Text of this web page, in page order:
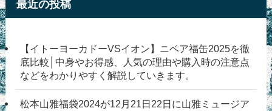
最近の投稿
【イトーヨーカドーVSイオン】ニベア福缶2025を徹
底比較│中身やお得感、人気の理由や購入時の注意点
などをわかりやすく解説していきます。
松本山雅福袋2024が12月21日22日に山雅ミュージア